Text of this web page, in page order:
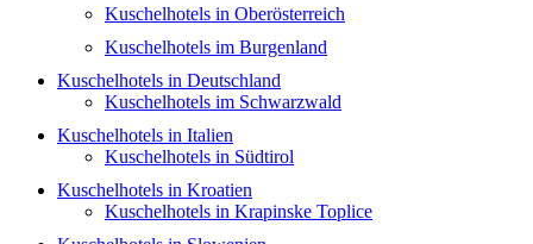
Kuschelhotels in Oberösterreich
Kuschelhotels im Burgenland
Kuschelhotels in Deutschland
Kuschelhotels im Schwarzwald
Kuschelhotels in Italien
Kuschelhotels in Südtirol
Kuschelhotels in Kroatien
Kuschelhotels in Krapinske Toplice